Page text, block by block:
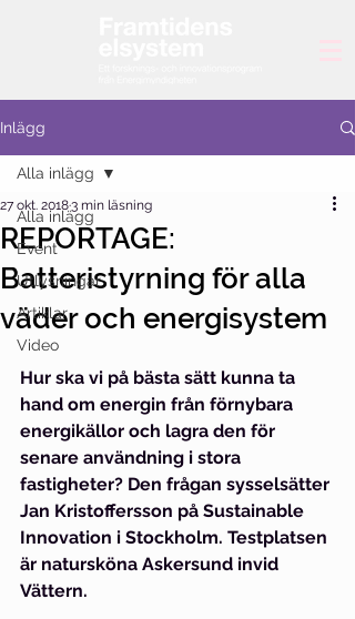
Inlägg
Alla inlägg
Event
Utlysningar
Artiklar
Video
Alla inlägg
REPORTAGE:
Batteristyrning för alla
väder och energisystem
27 okt. 20183 min läsning
Hur ska vi på bästa sätt kunna ta
hand om energin från förnybara
energikällor och lagra den för
senare användning i stora
fastigheter? Den frågan sysselsätter
Jan Kristoffersson på Sustainable
Innovation i Stockholm. Testplatsen
är natursköna Askersund invid
Vättern.